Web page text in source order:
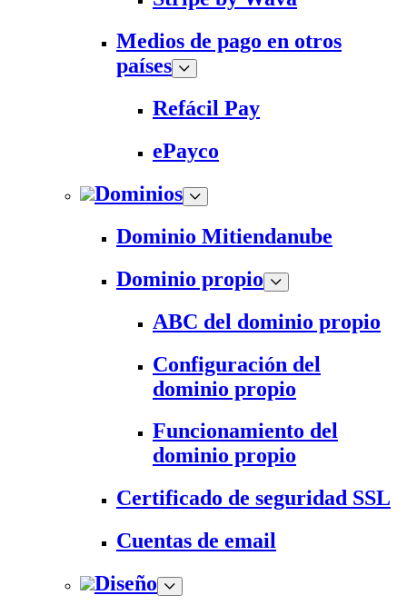
Medios de pago en otros
países
Refácil Pay
ePayco
Dominios
Dominio Mitiendanube
Dominio propio
ABC del dominio propio
Configuración del
dominio propio
Funcionamiento del
dominio propio
Certificado de seguridad SSL
Cuentas de email
Diseño